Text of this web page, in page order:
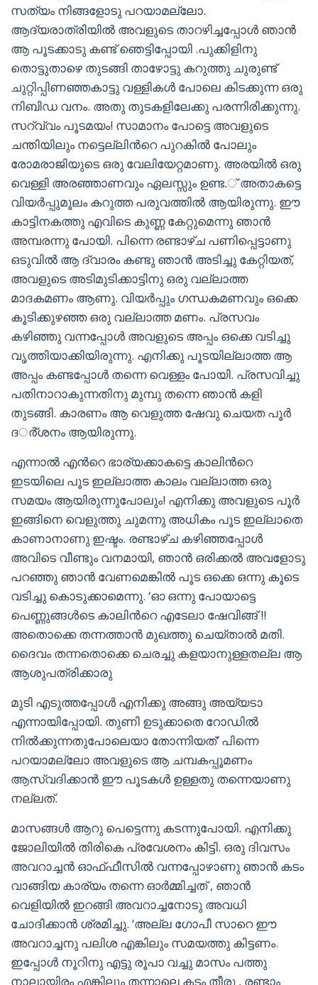
സത്യം നിങ്ങളോടു പറയാമല്ലോ.
ആദ്യരാത്രിയില്‍ അവളുടെ താറഴിച്ചപ്പോള്‍ ഞാന്‍
ആ പൂടക്കാടു കണ്ട് ഞെട്ടിപ്പോയി .പുക്കിളിനു
തൊട്ടുതാഴെ തുടങ്ങി താഴോട്ടു കറുത്തു ചുരുണ്ട്
ചുറ്റിപ്പിണഞ്ഞകാട്ടു വള്ളികള്‍ പോലെ കിടക്കുന്ന ഒരു
നിബിഡ വനം. അതു തുടകളിലേക്കു പരന്നിരിക്കുന്നു.
സറ്വ്വം പൂടമയം! സാമാനം പോട്ടെ അവളുടെ
ചന്തിയിലും നട്ടെല്ലിന്‍റെ പുറകില്‍ പോലും
രോമരാജിയുടെ ഒരു വേലിയേറ്റമാണു. അരയില്‍ ഒരു
വെള്ളി അരഞ്ഞാണവും ഏലസ്സും ഉണ്ട.് അതാകട്ടെ
വിയര്‍പ്പുമൂലം കറുത്ത പരുവത്തില്‍ ആയിരുന്നു. ഈ
കാട്ടിനകത്തു എവിടെ കുണ്ണ കേറ്റുമെന്നു ഞാന്‍
അമ്പരന്നു പോയി. പിന്നെ രണ്ടാഴ്ച പണിപ്പെട്ടാണു
ഒടുവില്‍ ആ ദ്വാരം കണ്ടു ഞാന്‍ അടിച്ചു കേറ്റിയത്,
അവളുടെ അടിമുടിക്കാട്ടിനു ഒരു വല്ലാത്ത
മാദകമണം ആണു. വിയര്‍പ്പും ഗന്ധകമണവും ഒക്കെ
കൂടിക്കുഴഞ്ഞ ഒരു വല്ലാത്ത മണം. പ്രസവം
കഴിഞ്ഞു വന്നപ്പോള്‍ അവളുടെ അപ്പം ഒക്കെ വടിച്ചു
വൃത്തിയാക്കിയിരുന്നു. എനിക്കു പൂടയില്ലാത്ത ആ
അപ്പം കണ്ടപ്പോള്‍ തന്നെ വെള്ളം പോയി. പ്രസവിച്ചു
പതിനാറാകുന്നതിനു മുമ്പു തന്നെ ഞാന്‍ കളി
തുടങ്ങി. കാരണം ആ വെളുത്ത ഷേവു ചെയത പൂര്‍
ദര്‍്ശനം ആയിരുന്നു.
എന്നാല്‍ എന്‍റെ ഭാര്യക്കാകട്ടെ കാലിന്‍റെ
ഇടയിലെ പൂട ഇല്ലാത്ത കാലം വല്ലാത്ത ഒരു
സമയം ആയിരുന്നുപോലും! എനിക്കു അവളുടെ പൂര്‍
ഇങ്ങിനെ വെളുത്തു ചുമന്നു അധികം പൂട ഇല്ലാതെ
കാണാനാണു ഇഷ്ടം. രണ്ടാഴ്ച കഴിഞ്ഞപ്പോള്‍
അവിടെ വീണ്ടും വനമായി, ഞാന്‍ ഒരിക്കല്‍ അവളോടു
പറഞ്ഞു ഞാന്‍ വേണമെങ്കില്‍ പൂട ഒക്കെ ഒന്നു കൂടെ
വടിച്ചു കൊടുക്കാമെന്നു. ‘ഓ ഒന്നു പോയാട്ടെ
പെണ്ണുങ്ങള്‍ടെ കാലിന്‍റെ എടേലാ ഷേവിങ്ങ് !!
അതൊക്കെ തന്നത്താന്‍ മുഖത്തു ചെയ്താല്‍ മതി.
ദൈവം തന്നതൊക്കെ ചെരച്ചു കളയാനുള്ളതല്ല ആ
ആശുപത്രിക്കാരു
മുടി എടുത്തപ്പോള്‍ എനിക്കു അങ്ങു അയ്യടാ
എന്നായിപ്പോയി. തുണി ഉടുക്കാതെ റോഡില്‍
നില്‍ക്കുന്നതുപോലെയാ തോന്നിയത്’ പിന്നെ
പറയാമല്ലോ അവളുടെ ആ ചമ്പകപ്പൂമണം
ആസ്വദിക്കാന്‍ ഈ പൂടകള്‍ ഉള്ളതു തന്നെയാണു
നല്ലത്.
മാസങ്ങള്‍ ആറു പെട്ടെന്നു കടന്നുപോയി. എനിക്കു
ജോലിയില്‍ തിരികെ പ്രവേശനം കിട്ടി. ഒരു ദിവസം
അവറാച്ചന്‍ ഓഫ്ഫീസില്‍ വന്നപ്പോഴാണു ഞാന്‍ കടം
വാങ്ങിയ കാര്യം തന്നെ ഓര്‍മ്മിച്ചത് , ഞാന്‍
വെളിയില്‍ ഇറങ്ങി അവറാച്ചനോടു അവധി
ചോദിക്കാന്‍ ശ്രമിച്ചു. ‘അല്ല ഗോപീ സാറെ ഈ
അവറാച്ചനു പലിശ എങ്കിലും സമയത്തു കിട്ടണം.
ഇപ്പോള്‍ നൂറിനു എട്ടു രൂപാ വച്ചു മാസം പത്തു
നാലായിരം എങ്കിലും തന്നാലെ കടം തീരു , രണ്ടാം